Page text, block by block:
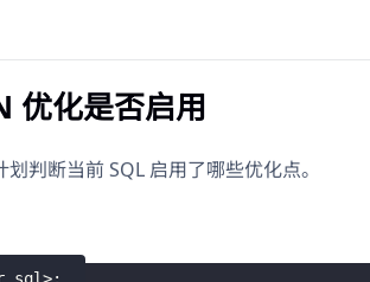
优化是否启用
划判断当前 SQL 启用了哪些优化点。